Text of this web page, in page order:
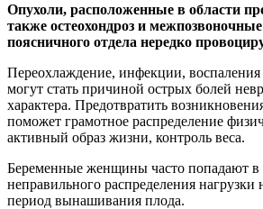
Опухоли, расположенные в области
также остеохондроз и
поясничного отдела нередко
Переохлаждение, инфекции, воспаления
могут стать причиной острых болей
характера. Предотвратить
поможет грамотное распределение
активный образ жизни, контроль веса.
Беременные женщины часто попадают в
неправильного распределения нагрузки
период вынашивания плода.